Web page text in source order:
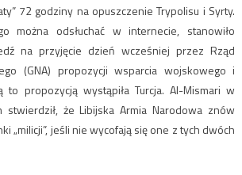
72 godziny na opuszczenie Trypolisu i Syrty.
można odsłuchać w internecie, stanowiło
na przyjęcie dzień wcześniej przez Rząd
(GNA) propozycji wsparcia wojskowego i
to propozycją wystąpiła Turcja. Al-Mismari w
stwierdził, że Libijska Armia Narodowa znów
„milicji”, jeśli nie wycofają się one z tych dwóch